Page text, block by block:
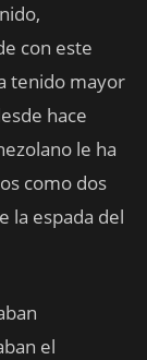
con este
tenido mayor
hace
le ha
como dos
la espada del
el